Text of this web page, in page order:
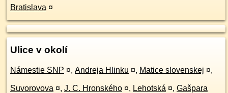
Bratislava ¤
Ulice v okolí
Námestie SNP ¤, Andreja Hlinku ¤, Matice slovenskej ¤,
Suvorovova ¤, J. C. Hronského ¤, Lehotská ¤, Gašpara